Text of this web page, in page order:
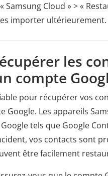
Samsung Cloud » > «
importer ultérieurement.
les
compte
pour récupérer vos
Google. Les appareils
tels que Google
vos contacts sont
être facilement